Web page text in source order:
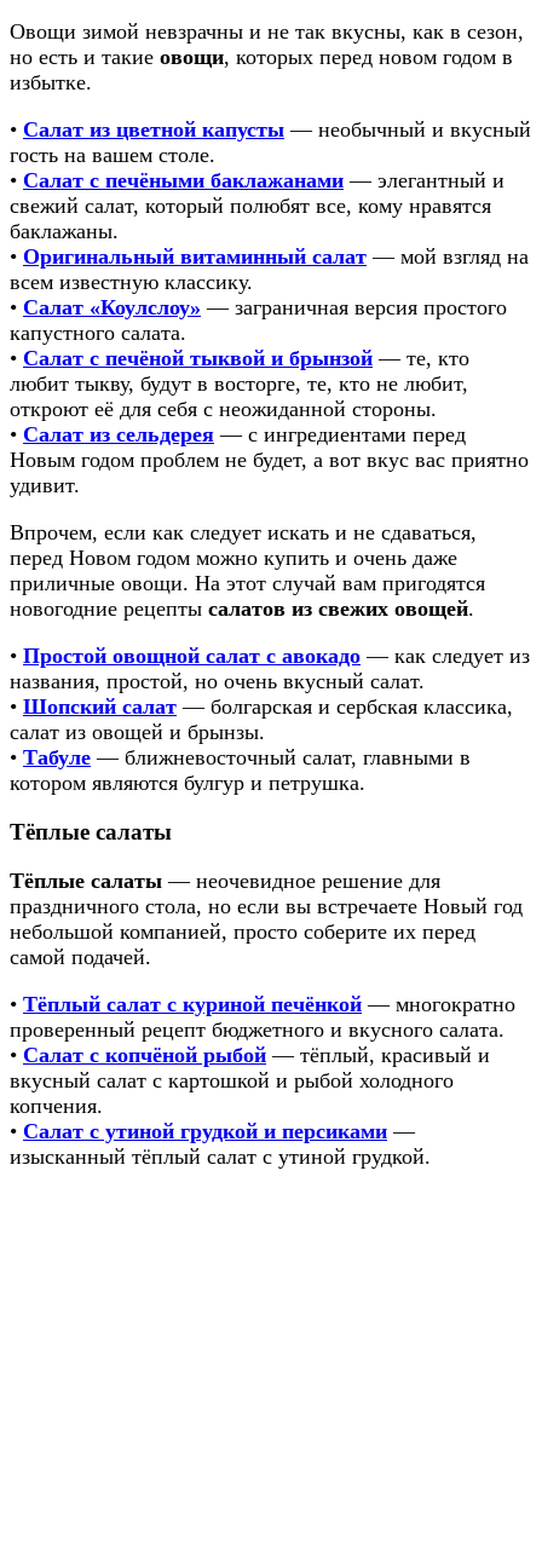
Овощи зимой невзрачны и не так вкусны, как в сезон,
но есть и такие овощи, которых перед новом годом в
избытке.
• Салат из цветной капусты — необычный и вкусный
гость на вашем столе.
• Салат с печёными баклажанами — элегантный и
свежий салат, который полюбят все, кому нравятся
баклажаны.
• Оригинальный витаминный салат — мой взгляд на
всем известную классику.
• Салат «Коулслоу» — заграничная версия простого
капустного салата.
• Салат с печёной тыквой и брынзой — те, кто
любит тыкву, будут в восторге, те, кто не любит,
откроют её для себя с неожиданной стороны.
• Салат из сельдерея — с ингредиентами перед
Новым годом проблем не будет, а вот вкус вас приятно
удивит.
Впрочем, если как следует искать и не сдаваться,
перед Новом годом можно купить и очень даже
приличные овощи. На этот случай вам пригодятся
новогодние рецепты салатов из свежих овощей.
• Простой овощной салат с авокадо — как следует из
названия, простой, но очень вкусный салат.
• Шопский салат — болгарская и сербская классика,
салат из овощей и брынзы.
• Табуле — ближневосточный салат, главными в
котором являются булгур и петрушка.
Тёплые салаты
Тёплые салаты — неочевидное решение для
праздничного стола, но если вы встречаете Новый год
небольшой компанией, просто соберите их перед
самой подачей.
• Тёплый салат с куриной печёнкой — многократно
проверенный рецепт бюджетного и вкусного салата.
• Салат с копчёной рыбой — тёплый, красивый и
вкусный салат с картошкой и рыбой холодного
копчения.
• Салат с утиной грудкой и персиками —
изысканный тёплый салат с утиной грудкой.